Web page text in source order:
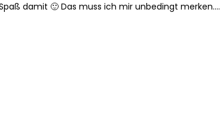
damit 🙂 Das muss ich mir unbedingt merken….